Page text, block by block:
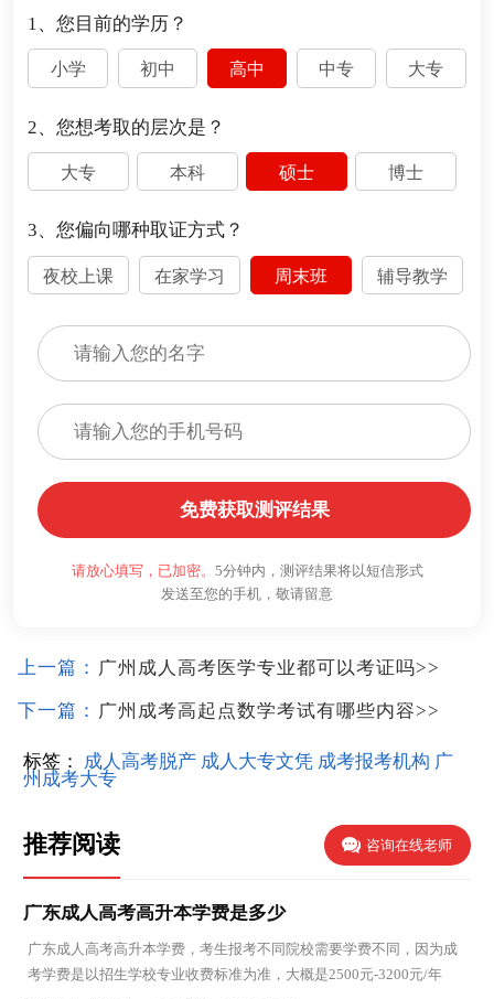
1、您目前的学历？
小学 初中 高中 中专 大专
2、您想考取的层次是？
大专 本科 硕士 博士
3、您偏向哪种取证方式？
夜校上课 在家学习 周末班 辅导教学
免费获取测评结果
请放心填写，已加密。 5分钟内，测评结果将以短信形式
发送至您的手机，敬请留意
上一篇： 广州成人高考医学专业都可以考证吗>>
下一篇： 广州成考高起点数学考试有哪些内容>>
标签： 成人高考脱产 成人大专文凭 成考报考机构 广
州成考大专
推荐阅读 咨询在线老师
广东成人高考高升本学费是多少
广东成人高考高升本学费，考生报考不同院校需要学费不同，因为成
考学费是以招生学校专业收费标准为准，大概是2500元-3200元/年